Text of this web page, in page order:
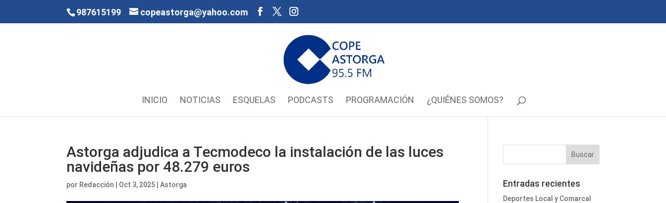
987615199 copeastorga@yahoo.com
INICIO NOTICIAS ESQUELAS PODCASTS PROGRAMACIÓN ¿QUIÉNES SOMOS?
Astorga adjudica a Tecmodeco la instalación de las luces
navideñas por 48.279 euros
por Redacción Oct 3, 2025 |Astorga Entradas recientes
Deportes Local y Comarcal